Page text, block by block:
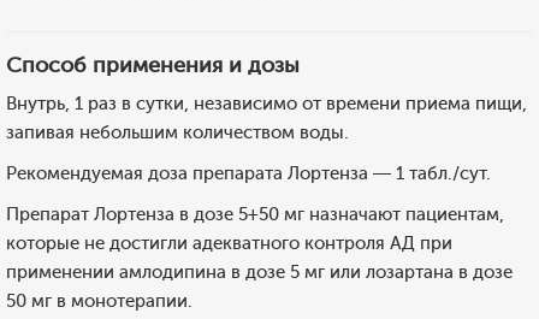
Способ применения и дозы
Внутрь, 1 раз в сутки, независимо от времени приема пищи,
запивая небольшим количеством воды.
Рекомендуемая доза препарата Лортенза — 1 табл./сут.
Препарат Лортенза в дозе 5+50 мг назначают пациентам,
которые не достигли адекватного контроля АД при
применении амлодипина в дозе 5 мг или лозартана в дозе
50 мг в монотерапии.